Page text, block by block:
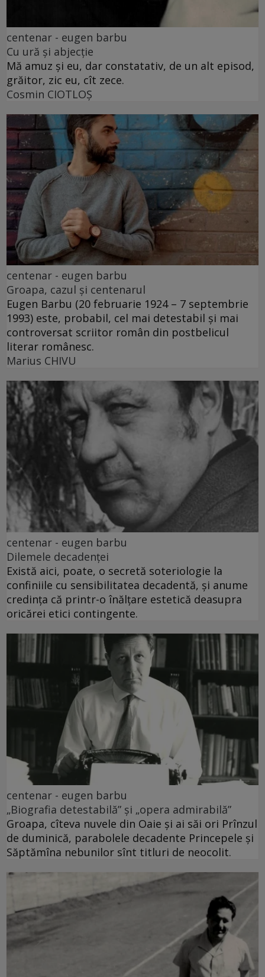
centenar - eugen barbu
Cu ură și abjecție
Mă amuz și eu, dar constatativ, de un alt episod,
grăitor, zic eu, cît zece.
Cosmin CIOTLOŞ
centenar - eugen barbu
Groapa, cazul și centenarul
Eugen Barbu (20 februarie 1924 – 7 septembrie
1993) este, probabil, cel mai detestabil și mai
controversat scriitor român din postbelicul
literar românesc.
Marius CHIVU
centenar - eugen barbu
Dilemele decadenței
Există aici, poate, o secretă soteriologie la
confiniile cu sensibilitatea decadentă, și anume
credința că printr-o înălțare estetică deasupra
oricărei etici contingente.
centenar - eugen barbu
„Biografia detestabilă” și „opera admirabilă”
Groapa, cîteva nuvele din Oaie și ai săi ori Prînzul
de duminică, parabolele decadente Princepele și
Săptămîna nebunilor sînt titluri de neocolit.